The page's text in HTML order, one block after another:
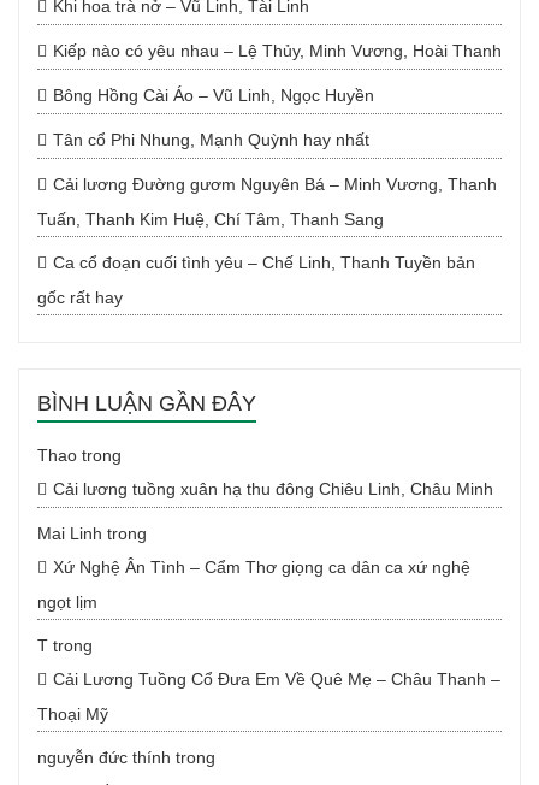
Khi hoa trà nở – Vũ Linh, Tài Linh
Kiếp nào có yêu nhau – Lệ Thủy, Minh Vương, Hoài Thanh
Bông Hồng Cài Áo – Vũ Linh, Ngọc Huyền
Tân cổ Phi Nhung, Mạnh Quỳnh hay nhất
Cải lương Đường gươm Nguyên Bá – Minh Vương, Thanh
Tuấn, Thanh Kim Huệ, Chí Tâm, Thanh Sang
Ca cổ đoạn cuối tình yêu – Chế Linh, Thanh Tuyền bản
gốc rất hay
BÌNH LUẬN GẦN ĐÂY
Thao trong
Cải lương tuồng xuân hạ thu đông Chiêu Linh, Châu Minh
Mai Linh trong
Xứ Nghệ Ân Tình – Cẩm Thơ giọng ca dân ca xứ nghệ
ngọt lịm
T trong
Cải Lương Tuồng Cổ Đưa Em Về Quê Mẹ – Châu Thanh –
Thoại Mỹ
nguyễn đức thính trong